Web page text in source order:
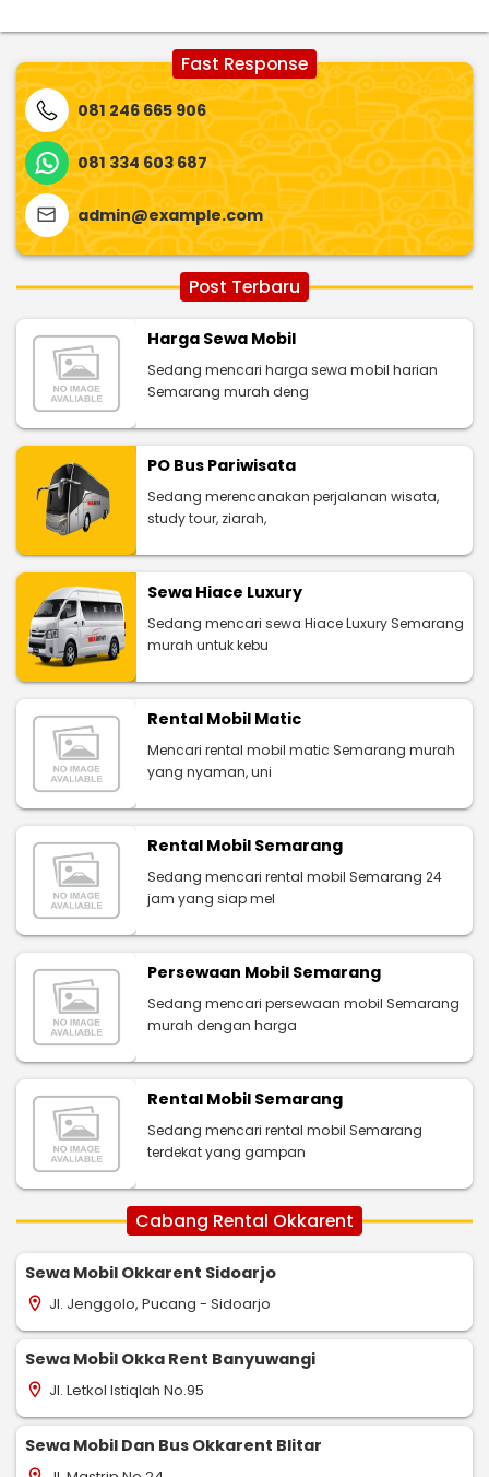
Fast Response
081 246 665 906
081 334 603 687
admin@example.com
Post Terbaru
Harga Sewa Mobil
Sedang mencari harga sewa mobil harian
Semarang murah deng
PO Bus Pariwisata
Sedang merencanakan perjalanan wisata,
study tour, ziarah,
Sewa Hiace Luxury
Sedang mencari sewa Hiace Luxury Semarang
murah untuk kebu
Rental Mobil Matic
Mencari rental mobil matic Semarang murah
yang nyaman, uni
Rental Mobil Semarang
Sedang mencari rental mobil Semarang 24
jam yang siap mel
Persewaan Mobil Semarang
Sedang mencari persewaan mobil Semarang
murah dengan harga
Rental Mobil Semarang
Sedang mencari rental mobil Semarang
terdekat yang gampan
Cabang Rental Okkarent
Sewa Mobil Okkarent Sidoarjo
location_on Jl. Jenggolo, Pucang - Sidoarjo
Sewa Mobil Okka Rent Banyuwangi
location_on Jl. Letkol Istiqlah No.95
Sewa Mobil Dan Bus Okkarent Blitar